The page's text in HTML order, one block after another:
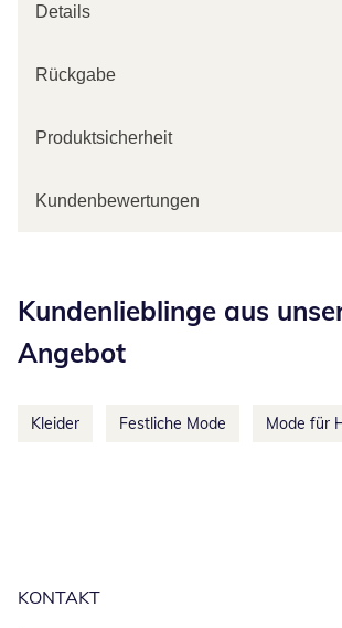
Details
Rückgabe
Produktsicherheit
Kundenbewertungen
Kundenlieblinge aus
Angebot
Kleider Festliche Mode Mode für
KONTAKT